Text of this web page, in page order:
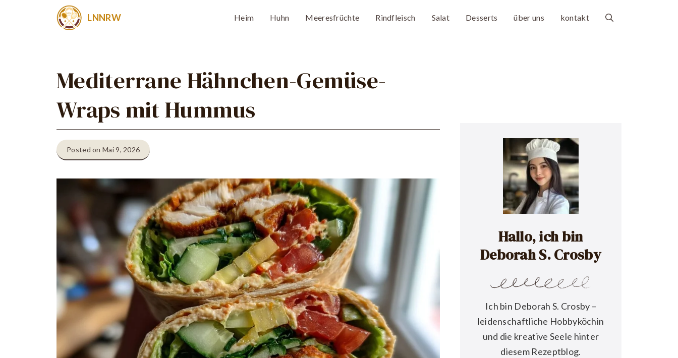
LNNRW Heim Huhn Meeresfrüchte Rindfleisch Salat Desserts über uns kontakt
Mediterrane Hähnchen-Gemüse-
Wraps mit Hummus
Posted on Mai 9, 2026
Hallo, ich bin
Deborah S. Crosby
Ich bin Deborah S. Crosby –
leidenschaftliche Hobbyköchin
und die kreative Seele hinter
diesem Rezeptblog.